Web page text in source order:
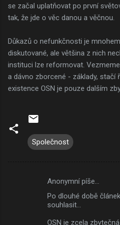
se začal uplatňovat po první
tak, že jde o věc danou a věčnou.
Důkazů o nefunkčnosti je
diskutované, ale většina z nich
instituci lze reformovat.
a dávno zborcené - základy, stačí
existence OSN je pouze dalším
Společnost
Anonymní píše…
Po dlouhé době
souhlasit...
OSN je zcela